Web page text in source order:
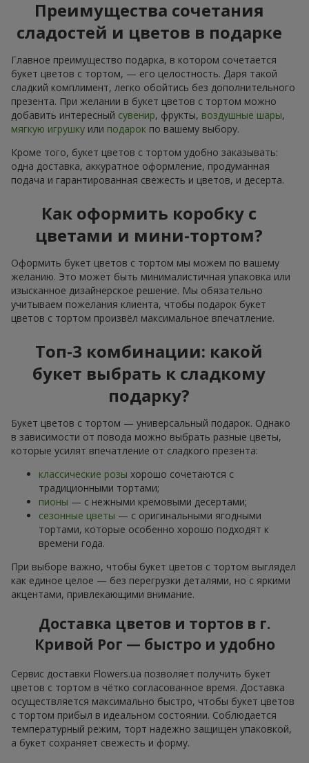
Преимущества сочетания
сладостей и цветов в подарке
Главное преимущество подарка, в котором сочетается
букет цветов с тортом, — его целостность. Даря такой
сладкий комплимент, легко обойтись без дополнительного
презента. При желании в букет цветов с тортом можно
добавить интересный сувенир, фрукты, воздушные шары,
мягкую игрушку или подарок по вашему выбору.
Кроме того, букет цветов с тортом удобно заказывать:
одна доставка, аккуратное оформление, продуманная
подача и гарантированная свежесть и цветов, и десерта.
Как оформить коробку с
цветами и мини-тортом?
Оформить букет цветов с тортом мы можем по вашему
желанию. Это может быть минималистичная упаковка или
изысканное дизайнерское решение. Мы обязательно
учитываем пожелания клиента, чтобы подарок букет
цветов с тортом произвёл максимальное впечатление.
Топ-3 комбинации: какой
букет выбрать к сладкому
подарку?
Букет цветов с тортом — универсальный подарок. Однако
в зависимости от повода можно выбрать разные цветы,
которые усилят впечатление от сладкого презента:
классические розы хорошо сочетаются с
традиционными тортами;
пионы — с нежными кремовыми десертами;
сезонные цветы — с оригинальными ягодными
тортами, которые особенно хорошо подходят к
времени года.
При выборе важно, чтобы букет цветов с тортом выглядел
как единое целое — без перегрузки деталями, но с яркими
акцентами, привлекающими внимание.
Доставка цветов и тортов в г.
Кривой Рог — быстро и удобно
Сервис доставки Flowers.ua позволяет получить букет
цветов с тортом в чётко согласованное время. Доставка
осуществляется максимально быстро, чтобы букет цветов
с тортом прибыл в идеальном состоянии. Соблюдается
температурный режим, торт надёжно защищён упаковкой,
а букет сохраняет свежесть и форму.